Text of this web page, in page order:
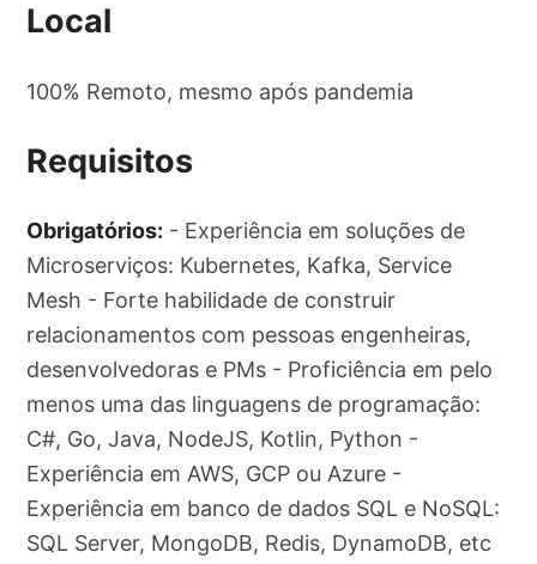
Local
100% Remoto, mesmo após pandemia
Requisitos
Obrigatórios: - Experiência em soluções de
Microserviços: Kubernetes, Kafka, Service
Mesh - Forte habilidade de construir
relacionamentos com pessoas engenheiras,
desenvolvedoras e PMs - Proficiência em pelo
menos uma das linguagens de programação:
C#, Go, Java, NodeJS, Kotlin, Python -
Experiência em AWS, GCP ou Azure -
Experiência em banco de dados SQL e NoSQL:
SQL Server, MongoDB, Redis, DynamoDB, etc